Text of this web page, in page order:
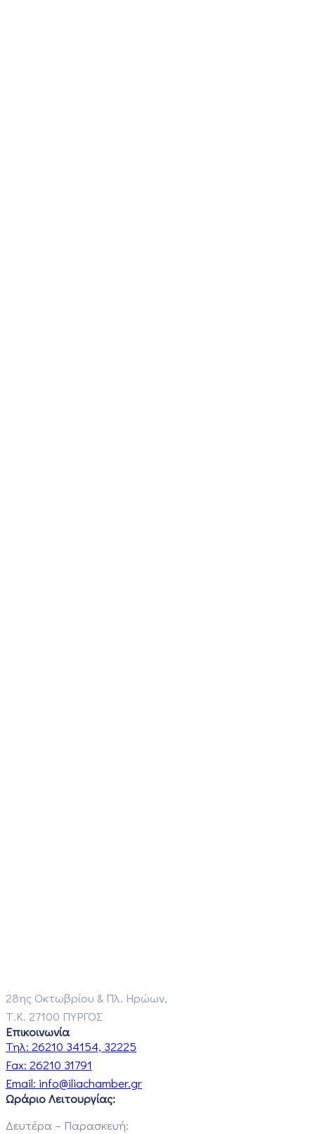
28ης Οκτωβρίου & Πλ. Ηρώων,
Τ.Κ. 27100 ΠΥΡΓΟΣ
Επικοινωνία
Τηλ: 26210 34154, 32225
Fax: 26210 31791
Email: info@iliachamber.gr
Ωράριο Λειτουργίας:
Δευτέρα – Παρασκευή: